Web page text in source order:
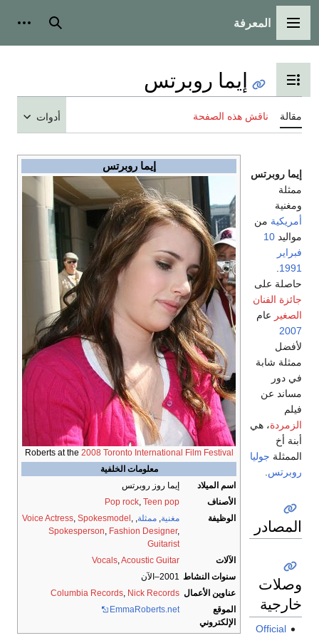
القائمة الرئيسية
المعرفة بحث
تبديل عرض جدول المحتويات
إيما روبرتس
مقالة ناقش هذه الصفحة أدوات
إيما روبرتس
Roberts at the 2008 Toronto International Film Festival
معلومات الخلفية
اسم الميلاد
إيما روز روبرتس
الأصناف
Pop rock, Teen pop
الوظيفة
مغنية, ممثلة,
Voice Actress, Spokesmodel ,
Spokesperson, Fashion Designer,
Guitarist
الآلات
Vocals,Acoustic Guitar
سنوات النشاط 2001–الآن
عناوين الأعمال
Columbia Records, Nick Records
الموقع
الإلكتروني
EmmaRoberts.net
إيما روبرتس
ممثلة
ومغنية
أمريكية من
مواليد 10
فبراير
1991
حاصلة على
جائزة الفنان
الصغير عام
2007
لأفضل
ممثلة شابة
في دور
مساند عن
فيلم
الزمردة، هي
أبنة أخ
الممثلة جوليا
روبرتس
المصادر
وصلات
خارجية
Official